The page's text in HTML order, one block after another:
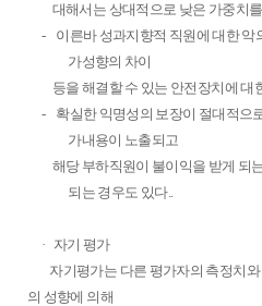
대해서는 상대적으로 낮은 가중치를
-
이른바 성과지향적 직원에 대한 악
가성향의 차이
등을 해결할 수 있는 안전장치에 대
-
확실한 익명성의 보장이 절대적으
가내용이 노출되고
해당 부하직원이 불이익을 받게 되
되는 경우도 있다..
· 자기 평가
자기평가는 다른 평가자의 측정치
의 성향에 의해